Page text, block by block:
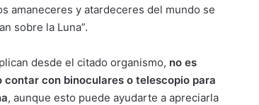
amaneceres y atardeceres del mundo se
sobre la Luna”.
desde el citado organismo, no es
contar con binoculares o telescopio para
, aunque esto puede ayudarte a apreciarla